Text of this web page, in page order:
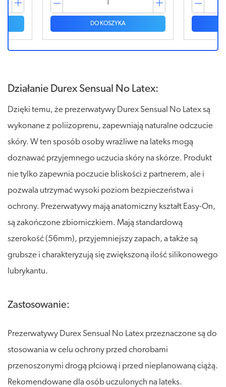
Działanie Durex Sensual No Latex:
Dzięki temu, że prezerwatywy Durex Sensual No Latex są
wykonane z poliizoprenu, zapewniają naturalne odczucie
skóry. W ten sposób osoby wrażliwe na lateks mogą
doznawać przyjemnego uczucia skóry na skórze. Produkt
nie tylko zapewnia poczucie bliskości z partnerem, ale i
pozwala utrzymać wysoki poziom bezpieczeństwa i
ochrony. Prezerwatywy mają anatomiczny kształt Easy-On,
są zakończone zbiorniczkiem. Mają standardową
szerokość (56mm), przyjemniejszy zapach, a także są
grubsze i charakteryzują się zwiększoną ilość silikonowego
lubrykantu.
Zastosowanie:
Prezerwatywy Durex Sensual No Latex przeznaczone są do
stosowania w celu ochrony przed chorobami
przenoszonymi drogą płciową i przed nieplanowaną ciążą.
Rekomendowane dla osób uczulonych na lateks.